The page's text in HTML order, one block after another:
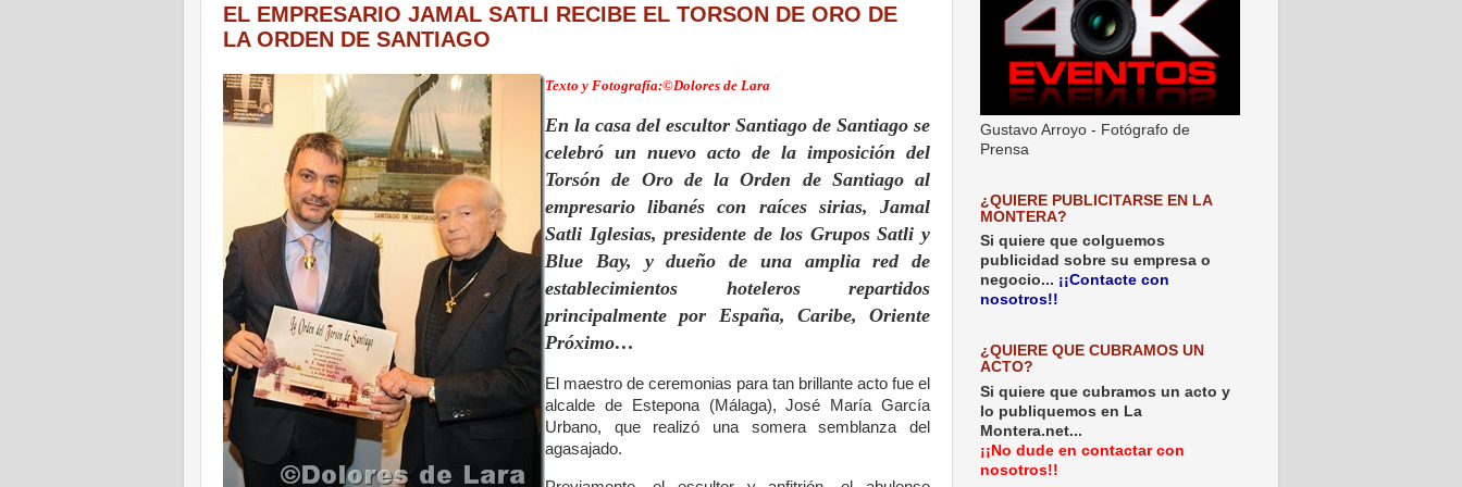
EL EMPRESARIO JAMAL SATLI RECIBE EL TORSON DE ORO DE
LA ORDEN DE SANTIAGO
Texto y Fotografía:©Dolores de Lara
En la casa del escultor Santiago de Santiago se
celebró un nuevo acto de la imposición del
Torsón de Oro de la Orden de Santiago al
empresario libanés con raíces sirias, Jamal
Satli Iglesias, presidente de los Grupos Satli y
Blue Bay, y dueño de una amplia red de
establecimientos hoteleros repartidos
principalmente por España, Caribe, Oriente
Próximo…
El maestro de ceremonias para tan brillante acto fue el
alcalde de Estepona (Málaga), José María García
Urbano, que realizó una somera semblanza del
agasajado.
Gustavo Arroyo - Fotógrafo de
Prensa
¿QUIERE PUBLICITARSE EN LA
MONTERA?
Si quiere que colguemos
publicidad sobre su empresa o
negocio... ¡¡Contacte con
nosotros!!
¿QUIERE QUE CUBRAMOS UN
ACTO?
Si quiere que cubramos un acto y
lo publiquemos en La
Montera.net...
¡¡No dude en contactar con
nosotros!!